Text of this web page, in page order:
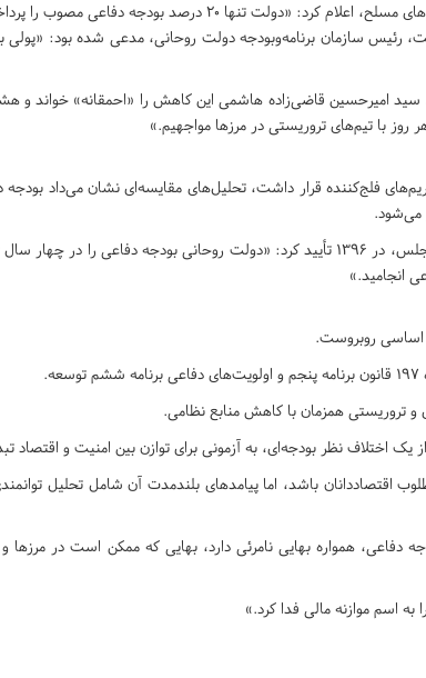
سازمان برنامه‌وبودجه دولت روحانی، مدعی شده بود: «پولی
امیرحسین قاضی‌زاده هاشمی این کاهش را «احمقانه» خواند و
با تیم‌های تروریستی در مرزها مواجهیم.»
فلج‌کننده قرار داشت، تحلیل‌های مقایسه‌ای نشان می‌داد بودجه
می‌شود.
انجامید.»
اساسی روبروست.
و تروریستی همزمان با کاهش منابع نظامی.
اختلاف نظر بودجه‌ای، به آزمونی برای توازن بین امنیت و اقتصاد
باشد، اما پیامدهای بلندمدت آن شامل تحلیل
دفاعی، همواره بهایی نامرئی دارد، بهایی که ممکن است در مرزها
اسم موازنه مالی فدا کرد.»